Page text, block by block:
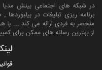
در شبکه های اجتماعی بینش مدیا
برنامه ریزی تبلیغات در
منحصر به فردی ارائه می کند ...
از بهترین رسانه های ممکن برای